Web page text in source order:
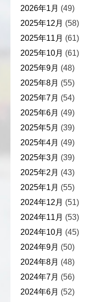
2026年1月 (49)
2025年12月 (58)
2025年11月 (61)
2025年10月 (61)
2025年9月 (48)
2025年8月 (55)
2025年7月 (54)
2025年6月 (49)
2025年5月 (39)
2025年4月 (49)
2025年3月 (39)
2025年2月 (43)
2025年1月 (55)
2024年12月 (51)
2024年11月 (53)
2024年10月 (45)
2024年9月 (50)
2024年8月 (48)
2024年7月 (56)
2024年6月 (52)